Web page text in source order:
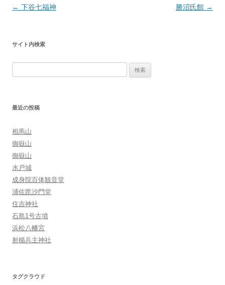
投
ビ
ゲ
ー
ョ
← 下谷七福神 勝沼氏館 →
サイト内検索
最近の投稿
相馬山
御嶽山
御嶽山
水戸城
成身院百体観音堂
浦佐毘沙門堂
住吉神社
石島1号古墳
浜松八幡宮
射楯兵主神社
タグクラウド